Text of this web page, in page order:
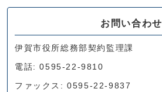
お問い合わせ
伊賀市役所総務部契約監理課
電話: 0595-22-9810
ファックス: 0595-22-9837